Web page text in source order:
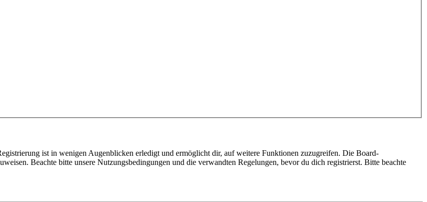
ist in wenigen Augenblicken erledigt und ermöglicht dir, auf weitere Funktionen zuzugreifen. Die Board-
Beachte bitte unsere Nutzungsbedingungen und die verwandten Regelungen, bevor du dich registrierst. Bitte beachte